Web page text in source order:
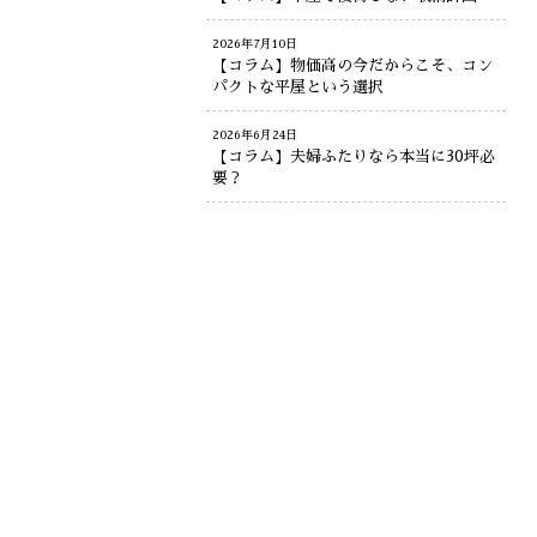
2026年7月10日
【コラム】物価高の今だからこそ、コン
パクトな平屋という選択
2026年6月24日
【コラム】夫婦ふたりなら本当に30坪必
要？